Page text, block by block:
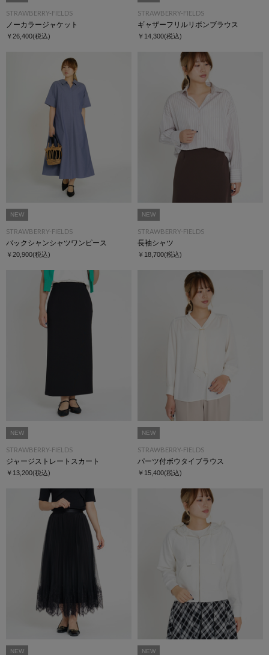
STRAWBERRY-FIELDS
ノーカラージャケット
￥26,400(税込)
STRAWBERRY-FIELDS
ギャザーフリルリボンブラウス
￥14,300(税込)
NEW
STRAWBERRY-FIELDS
バックシャンシャツワンピース
￥20,900(税込)
NEW
STRAWBERRY-FIELDS
長袖シャツ
￥18,700(税込)
NEW
STRAWBERRY-FIELDS
ジャージストレートスカート
￥13,200(税込)
NEW
STRAWBERRY-FIELDS
パーツ付ボウタイブラウス
￥15,400(税込)
NEW NEW